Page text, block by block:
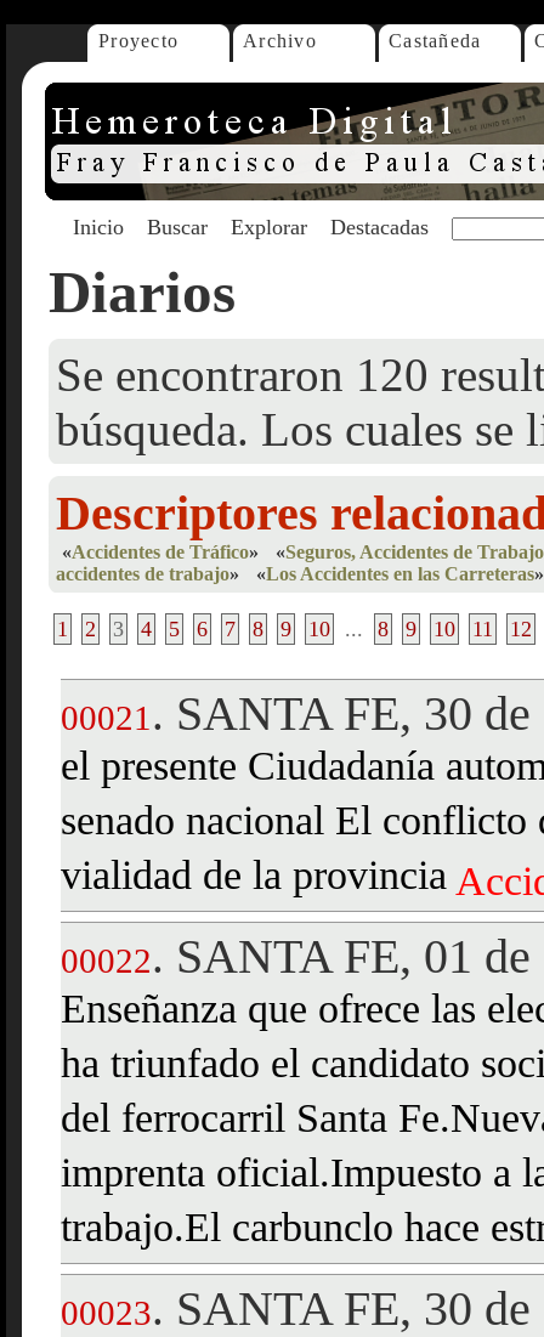
Proyecto Archivo Castañeda
Inicio Buscar Explorar Destacadas
Diarios
Se encontraron 120
búsqueda. Los cuales se
Descriptores
«Accidentes de Tráfico» «Seguros, Accidentes de Trabajo
accidentes de trabajo» «Los Accidentes en las Carreteras»
1 2 3 4 5 6 7 8 9 10 ... 8 9 10 11 12
00021 . SANTA FE, 30
el presente Ciudadanía
senado nacional El
vialidad de la provincia
00022. SANTA FE, 01
Enseñanza que ofrece las
ha triunfado el candidato
del ferrocarril Santa
imprenta oficial.Impuesto a
trabajo.El carbunclo hace
00023. SANTA FE, 30